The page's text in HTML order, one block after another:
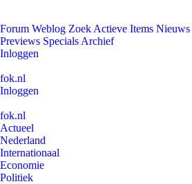
Forum Weblog Zoek Actieve Items Nieuws
Previews Specials Archief
Inloggen
fok.nl
Inloggen
fok.nl
Actueel
Nederland
Internationaal
Economie
Politiek